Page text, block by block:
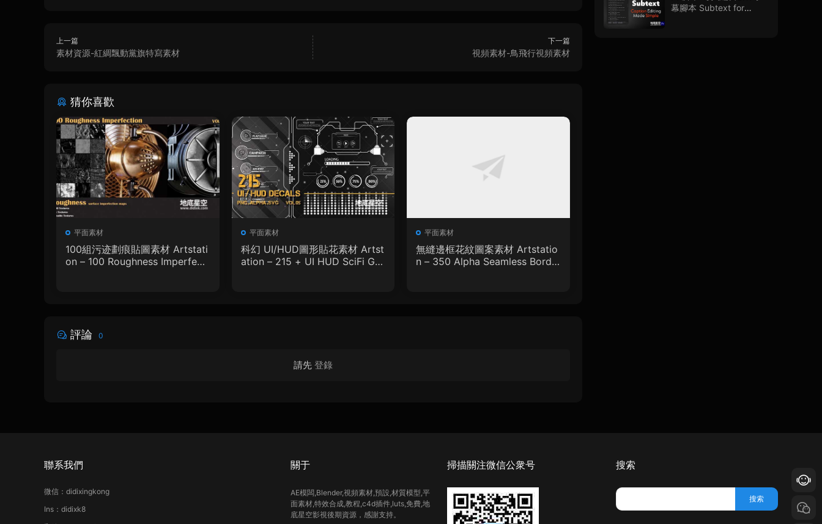
上一篇
素材資源-紅綢飄動黨旗特寫素材
下一篇
視頻素材-鳥飛行視頻素材
猜你喜歡
平面素材
100組污迹劃痕貼圖素材 Artstati
on – 100 Roughness Imperfecti
平面素材
科幻 UI/HUD圖形貼花素材 Artst
ation – 215 + UI HUD SciFi Gra
平面素材
無縫邊框花紋圖案素材 Artstatio
n – 350 Alpha Seamless Borde
評論 0
請先 登錄
幕腳本 Subtext for
聯系我們
微信：didixingkong
Ins：didixk8
關于
AE模闆,Blender,視頻素材,預設,材質模型,平
面素材,特效合成,教程,c4d插件,luts,免費,地
底星空影視後期資源，感謝支持。
掃描關注微信公衆号 搜索